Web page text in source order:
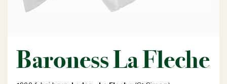
Baroness La Fleche